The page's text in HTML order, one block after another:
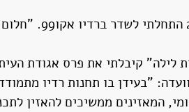
ביולי
קיבלתי את פרס אגודת
”בעידן בו תחנות רדיו
המאזינים ממשיכים להאזין